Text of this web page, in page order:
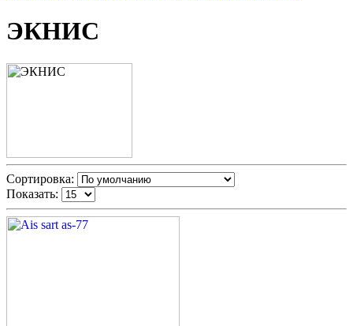
ЭКНИС
Сортировка:
Показать: